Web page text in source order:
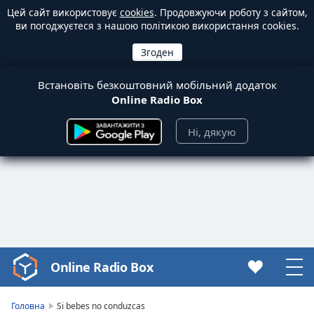
Цей сайт використовує cookies. Продовжуючи роботу з сайтом,
ви погоджуєтеся з нашою політикою використання cookies.
Встановіть безкоштовний мобільний додаток
Online Radio Box
Ні, дякую
Video
Player
Online Radio Box
Головна Si bebes no conduzcas